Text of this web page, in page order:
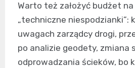
Warto też założyć budżet
„techniczne niespodzianki”:
uwagach zarządcy drogi,
po analizie geodety, zmiana
odprowadzania ścieków, bo